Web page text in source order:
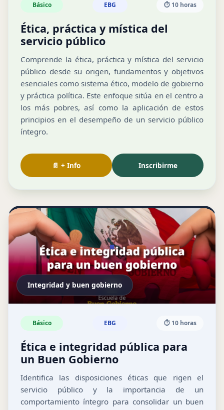
Básico EBG ⏱️ 10 horas
Ética, práctica y mística del
servicio público
Comprende la ética, práctica y mística del servicio
público desde su origen, fundamentos y objetivos
esenciales como sistema ético, modelo de gobierno
y práctica política. Este enfoque sitúa en el centro a
los más pobres, así como la aplicación de estos
principios en el desempeño de un servicio público
íntegro.
📄 + Info Inscribirme
Integridad y buen gobierno
Básico EBG ⏱️ 10 horas
Ética e integridad pública para
un Buen Gobierno
Identifica las disposiciones éticas que rigen el
servicio público y la importancia de un
comportamiento íntegro para consolidar un buen